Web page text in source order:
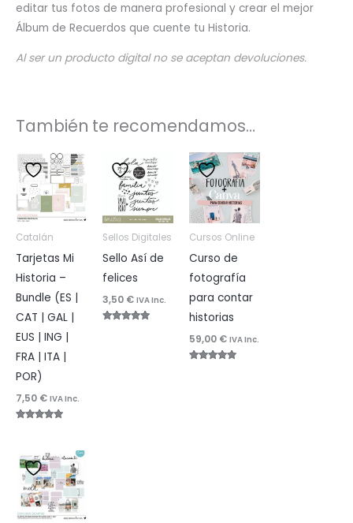
editar tus fotos de manera profesional y crear el mejor
Álbum de Recuerdos que cuente tu Historia.
Al ser un producto digital no se aceptan devoluciones.
También te recomendamos…
Catalán
Tarjetas Mi
Historia –
Bundle (ES |
CAT | GAL |
EUS | ING |
FRA | ITA |
POR)
7,50 € IVA Inc.
Sellos Digitales
Sello Así de
felices
3,50 € IVA Inc.
Cursos Online
Curso de
fotografía
para contar
historias
59,00 € IVA Inc.